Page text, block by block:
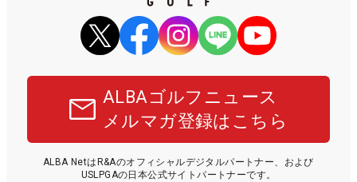
ALBAゴルフニュース
メルマガ登録はこちら
ALBA NetはR&Aのオフィシャルデジタルパートナー、および
USLPGAの日本公式サイトパートナーです。